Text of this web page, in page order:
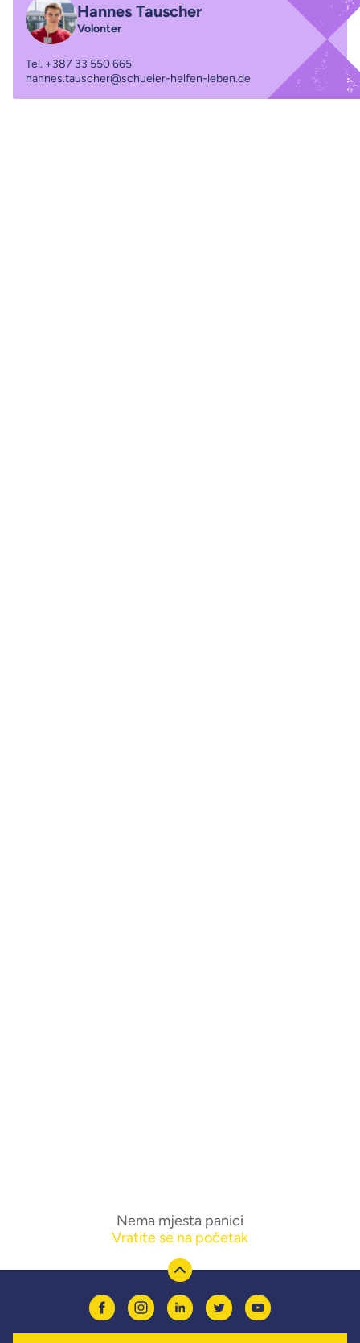
Hannes Tauscher
Volonter
Tel. +387 33 550 665
hannes.tauscher@schueler-helfen-leben.de
Nema mjesta panici
Vratite se na početak